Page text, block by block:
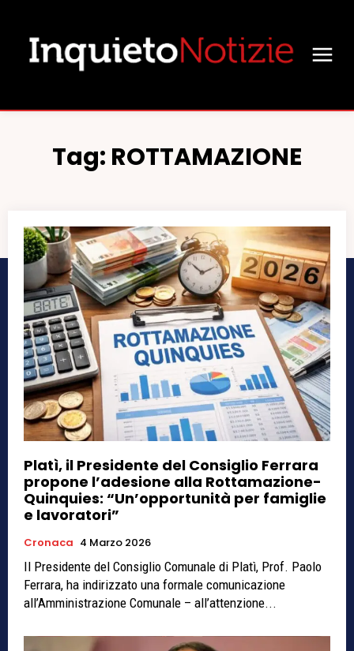
Tag: ROTTAMAZIONE
Platì, il Presidente del Consiglio Ferrara
propone l’adesione alla Rottamazione-
Quinquies: “Un’opportunità per famiglie
e lavoratori”
Cronaca 4 Marzo 2026
Il Presidente del Consiglio Comunale di Platì, Prof. Paolo
Ferrara, ha indirizzato una formale comunicazione
all’Amministrazione Comunale – all’attenzione...